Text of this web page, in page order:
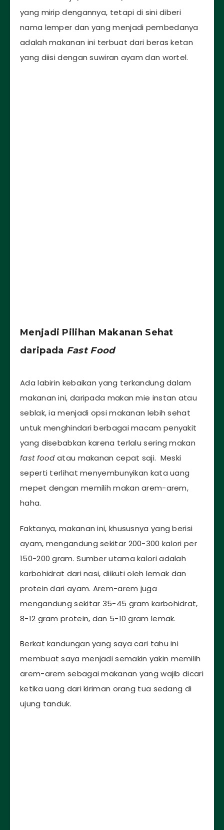
yang mirip dengannya, tetapi di sini diberi
nama lemper dan yang menjadi pembedanya
adalah makanan ini terbuat dari beras ketan
yang diisi dengan suwiran ayam dan wortel.
Menjadi Pilihan Makanan Sehat
daripada Fast Food
Ada labirin kebaikan yang terkandung dalam
makanan ini, daripada makan mie instan atau
seblak, ia menjadi opsi makanan lebih sehat
untuk menghindari berbagai macam penyakit
yang disebabkan karena terlalu sering makan
fast food atau makanan cepat saji. Meski
seperti terlihat menyembunyikan kata uang
mepet dengan memilih makan arem-arem,
haha.
Faktanya, makanan ini, khususnya yang berisi
ayam, mengandung sekitar 200-300 kalori per
150-200 gram. Sumber utama kalori adalah
karbohidrat dari nasi, diikuti oleh lemak dan
protein dari ayam. Arem-arem juga
mengandung sekitar 35-45 gram karbohidrat,
8-12 gram protein, dan 5-10 gram lemak.
Berkat kandungan yang saya cari tahu ini
membuat saya menjadi semakin yakin memilih
arem-arem sebagai makanan yang wajib dicari
ketika uang dari kiriman orang tua sedang di
ujung tanduk.